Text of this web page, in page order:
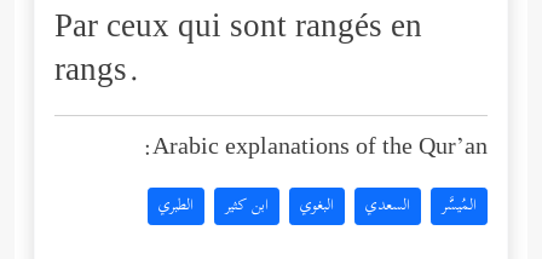
Par ceux qui sont rangés en
rangs.
Arabic explanations of the Qur’an:
المُيسَّر السعدي البغوي ابن كثير الطبري